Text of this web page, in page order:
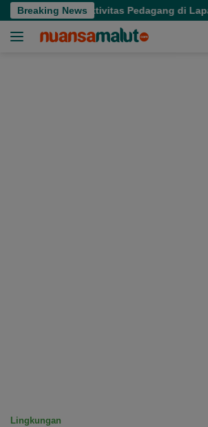
Langsung
ke
Breaking News
Tertibkan Aktivitas Pedagang di Lapangan
Lingkungan